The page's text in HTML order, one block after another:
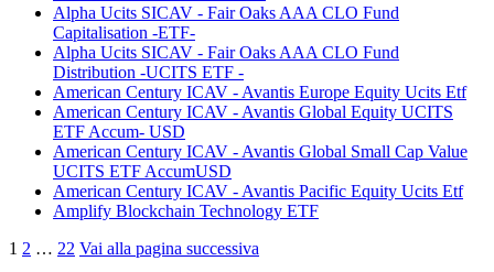
Alpha Ucits SICAV - Fair Oaks AAA CLO Fund
Capitalisation -ETF-
Alpha Ucits SICAV - Fair Oaks AAA CLO Fund
Distribution -UCITS ETF -
American Century ICAV - Avantis Europe Equity Ucits Etf
American Century ICAV - Avantis Global Equity UCITS
ETF Accum- USD
American Century ICAV - Avantis Global Small Cap Value
UCITS ETF AccumUSD
American Century ICAV - Avantis Pacific Equity Ucits Etf
Amplify Blockchain Technology ETF
1 2 … 22 Vai alla pagina successiva